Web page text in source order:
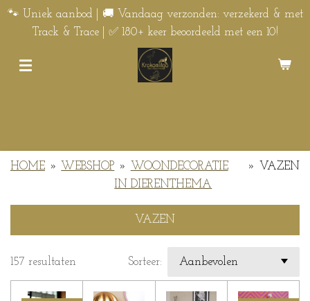
Ga
direct
🐾 Uniek aanbod | 🚚 Vandaag verzonden: verzekerd & met
Track & Trace | ✅ 180+ keer beoordeeld met een 10!
HOME » WEBSHOP »
WOONDECORATIE
IN DIERENTHEMA
» VAZEN
VAZEN
157 resultaten Sorteer: